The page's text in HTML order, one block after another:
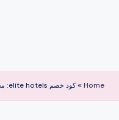
Home
»كود خصم elite hotels: مجموعة واسعة من خيارات الإقامة العصرية